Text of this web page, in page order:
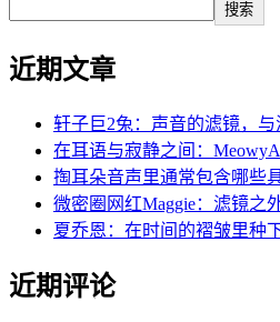
搜索
近期文章
轩子巨2兔：声音的滤镜，
在耳语与寂静之间：
掏耳朵音声里通常包含哪些
微密圈网红Maggie：滤镜之
夏乔恩：在时间的褶皱里种
近期评论